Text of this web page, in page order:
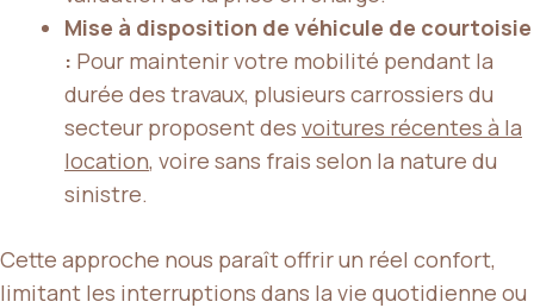
Mise à disposition de véhicule de courtoisie
: Pour maintenir votre mobilité pendant la
durée des travaux, plusieurs carrossiers du
secteur proposent des voitures récentes à la
location, voire sans frais selon la nature du
sinistre.
Cette approche nous paraît offrir un réel confort,
limitant les interruptions dans la vie quotidienne ou